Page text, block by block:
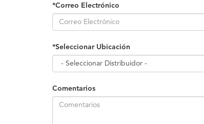
*Correo Electrónico
*Seleccionar Ubicación
Comentarios